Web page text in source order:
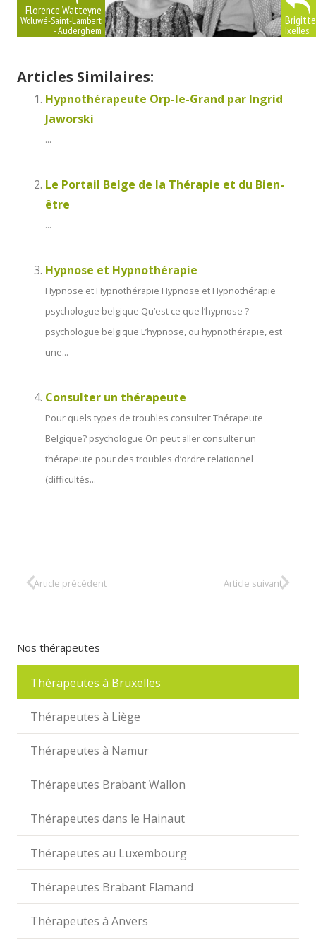
Florence Watteyne
Woluwé-Saint-Lambert
- Auderghem Ixelles
Articles Similaires:
Hypnothérapeute Orp-le-Grand par Ingrid
Jaworski
...
Le Portail Belge de la Thérapie et du Bien-
être
...
Hypnose et Hypnothérapie
Hypnose et Hypnothérapie Hypnose et Hypnothérapie
psychologue belgique Qu’est ce que l’hypnose ?
psychologue belgique L’hypnose, ou hypnothérapie, est
une...
Consulter un thérapeute
Pour quels types de troubles consulter Thérapeute
Belgique? psychologue On peut aller consulter un
thérapeute pour des troubles d’ordre relationnel
(difficultés...
Article précédent Article suivant
Nos thérapeutes
Thérapeutes à Bruxelles
Thérapeutes à Liège
Thérapeutes à Namur
Thérapeutes Brabant Wallon
Thérapeutes dans le Hainaut
Thérapeutes au Luxembourg
Thérapeutes Brabant Flamand
Thérapeutes à Anvers